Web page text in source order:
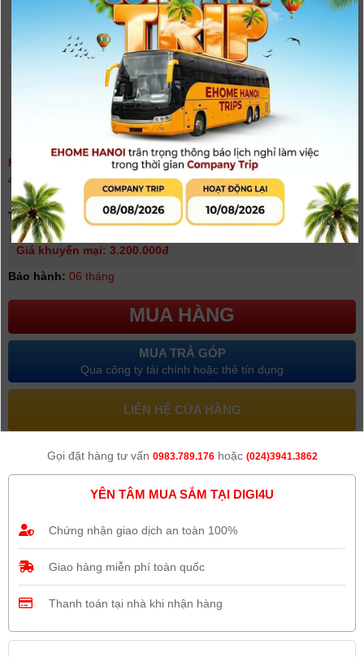
HDMI OUTPUT MODULE CHO PHANTOM 3PRO/ADV, PHANTOM
4/4PRO
(0người đánh giá)
Tình trạng:
Có hàng
Giá khuyến mại: 3.200.000đ
Bảo hành: 06 tháng
MUA HÀNG
MUA TRẢ GÓP
Qua công ty tài chính hoặc thẻ tín dụng
LIÊN HỆ CỬA HÀNG
Gọi đặt hàng tư vấn 0983.789.176hoặc (024)3941.3862
YÊN TÂM MUA SẮM TẠI DIGI4U
Chứng nhận giao dịch an toàn 100%
Giao hàng miễn phí toàn quốc
Thanh toán tại nhà khi nhận hàng